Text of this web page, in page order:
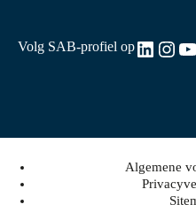
Volg SAB-profiel op
Algemene